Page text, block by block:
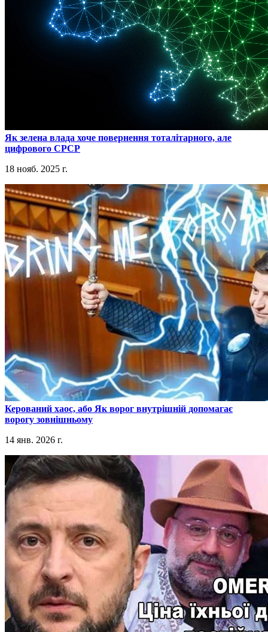
​Як зелена влада хоче повернення тоталітарного, але
цифрового СРСР
18 нояб. 2025 г.
​Керований хаос, або Як ворог внутрішній допомагає
ворогу зовнішньому
14 янв. 2026 г.